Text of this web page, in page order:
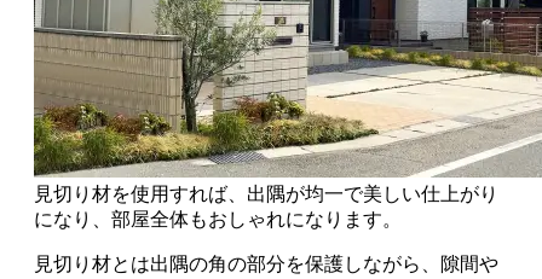
見切り材を使用すれば、出隅が均一で美しい仕上がり
になり
、部屋全体もおしゃれになります。
見切り材とは出隅の角の部分を保護しながら、隙間や